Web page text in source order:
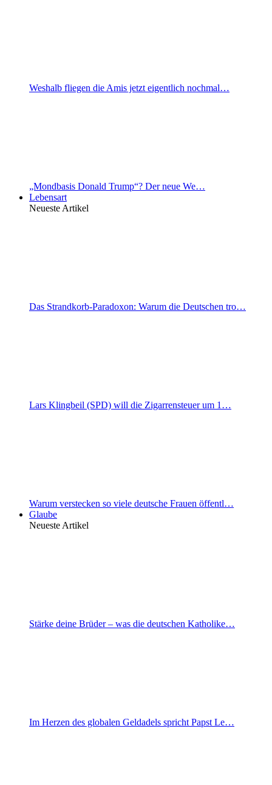
Weshalb fliegen die Amis jetzt eigentlich nochmal…
„Mondbasis Donald Trump“? Der neue We…
Lebensart
Neueste Artikel
Das Strandkorb-Paradoxon: Warum die Deutschen tro…
Lars Klingbeil (SPD) will die Zigarrensteuer um 1…
Warum verstecken so viele deutsche Frauen öffentl…
Glaube
Neueste Artikel
Stärke deine Brüder – was die deutschen Katholike…
Im Herzen des globalen Geldadels spricht Papst Le…